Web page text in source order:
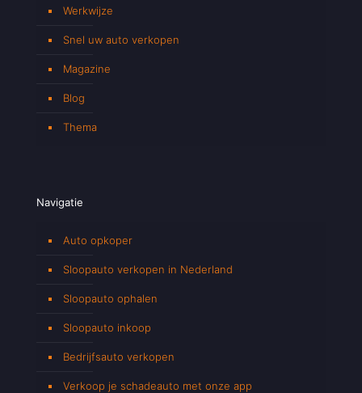
Werkwijze
Snel uw auto verkopen
Magazine
Blog
Thema
Navigatie
Auto opkoper
Sloopauto verkopen in Nederland
Sloopauto ophalen
Sloopauto inkoop
Bedrijfsauto verkopen
Verkoop je schadeauto met onze app